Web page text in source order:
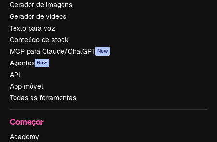
Gerador de imagens
Gerador de vídeos
Texto para voz
Conteúdo de stock
MCP para Claude/ChatGPT New
Agentes New
API
App móvel
Todas as ferramentas
Começar
Academy